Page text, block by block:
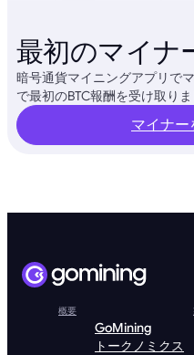
最初のマイナ
暗号通貨マイニングアプリで
で最初のBTC報酬を受け取りま
マイナ
概要
GoMining
トークノミクス